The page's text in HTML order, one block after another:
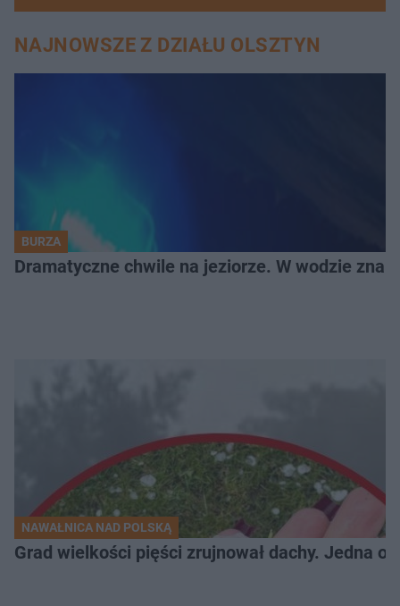
NAJNOWSZE Z DZIAŁU OLSZTYN
BURZA
Dramatyczne chwile na jeziorze. W wodzie
NAWAŁNICA NAD POLSKĄ
Grad wielkości pięści zrujnował dachy. Jedna